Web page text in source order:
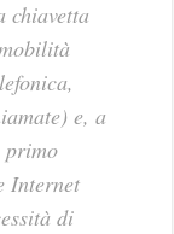
chiavetta
e, a
primo
Internet
di